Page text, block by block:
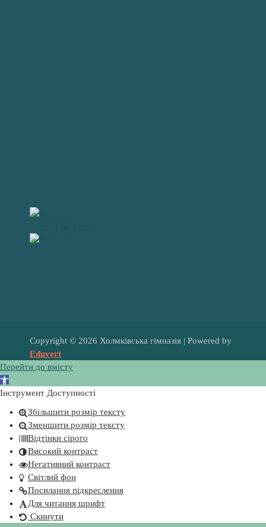
Copyright © 2026 Холмківська гімназія | Powered by
Eduvert
Перейти до вмісту
В
і
е
Інструмент Доступності
Збільшити розмір тексту
Зменшити розмір тексту
Відтінки сірого
Високий контраст
Негативний контраст
Світлий фон
Посилання підкреслення
Для читання шрифт
Скинути